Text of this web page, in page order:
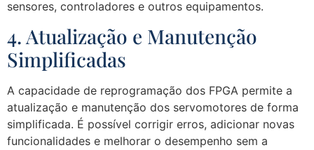
sensores, controladores e outros equipamentos.
4. Atualização e Manutenção
Simplificadas
A capacidade de reprogramação dos FPGA permite a
atualização e manutenção dos servomotores de forma
simplificada. É possível corrigir erros, adicionar novas
funcionalidades e melhorar o desempenho sem a